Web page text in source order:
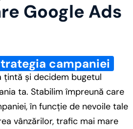
Google Ads
campaniei
țintă și decidem bugetul
ta. Stabilim împreună care
în funcție de nevoile tale
vânzărilor, trafic mai mare